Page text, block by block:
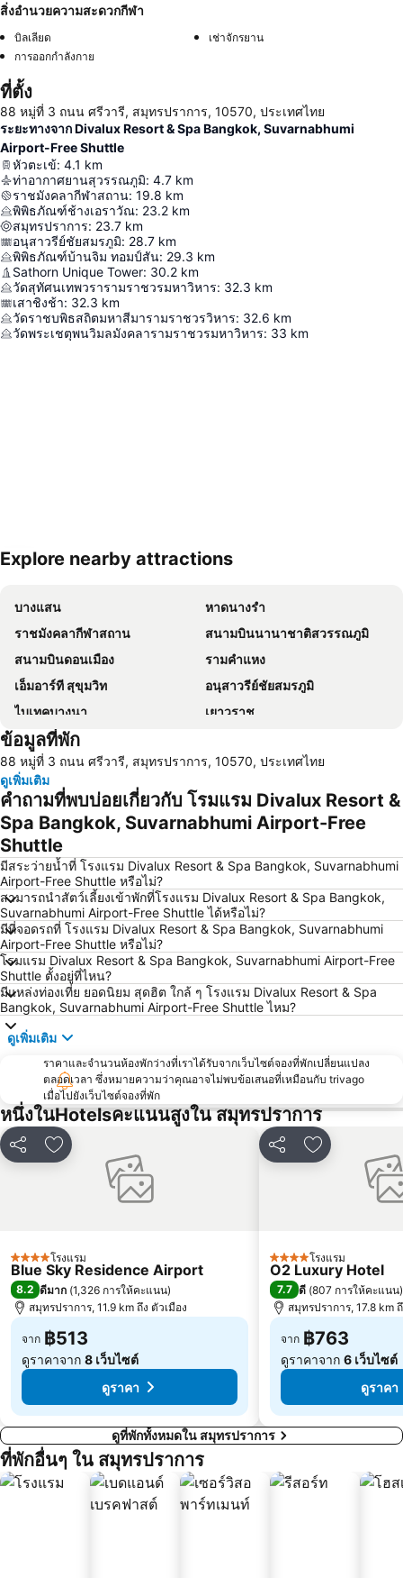
สิ่งอำนวยความสะดวกกีฬา
บิลเลียด
เช่าจักรยาน
การออกกำลังกาย
ที่ตั้ง
88 หมู่ที่ 3 ถนน ศรีวารี, สมุทรปราการ, 10570, ประเทศไทย
ระยะทางจาก Divalux Resort & Spa Bangkok, Suvarnabhumi
Airport-Free Shuttle
หัวตะเข้: 4.1 km
ท่าอากาศยานสุวรรณภูมิ: 4.7 km
ราชมังคลากีฬาสถาน: 19.8 km
พิพิธภัณฑ์ช้างเอราวัณ: 23.2 km
สมุทรปราการ: 23.7 km
อนุสาวรีย์ชัยสมรภูมิ: 28.7 km
พิพิธภัณฑ์บ้านจิม ทอมป์สัน: 29.3 km
Sathorn Unique Tower: 30.2 km
วัดสุทัศนเทพวรารามราชวรมหาวิหาร: 32.3 km
เสาชิงช้า: 32.3 km
วัดราชบพิธสถิตมหาสีมารามราชวรวิหาร: 32.6 km
วัดพระเชตุพนวิมลมังคลารามราชวรมหาวิหาร: 33 km
Explore nearby attractions
บางแสน
หาดนางรำ
ราชมังคลากีฬาสถาน
สนามบินนานาชาติสวรรณภูมิ
สนามบินดอนเมือง
รามคำแหง
เอ็มอาร์ที สุขุมวิท
อนุสาวรีย์ชัยสมรภูมิ
ไบเทคบางนา
เยาวราช
บีทีเอส นานา
Suphachalasai Stadium
บีทีเอส อโศก
ล่องเรือแม่น้ำเจ้าพระยา และวัดอรุณ
สยามพารากอน
สยามสแควร์
มาบุญครอง
วัดอรุณ
สถานีรถไฟหัวลำโพง
บีทีเอส พร้อมพงษ์
บีทีเอส หมอชิต
บีทีเอส อารีย์
บีทีเอส พญาไท
เดอะมอลล์บางกะปิ
พระราชวังสวนดุสิต
Lumphini-Park
บีทีเอส ศาลาแดง
เทอร์มินอล 21
เอ็มอาร์ที สีลม
บีทีเอส อ่อนนุช
บีทีเอส เพลินจิต
สนามหลวง
MRT พระราม 9
วัดพระแก้ว
บีทีเอส เอกมัย
บีทีเอส ชิดลม
บีทีเอส ทองหล่อ
เอ็มอาร์ที สามย่าน
สยามเซ็นเตอร์
เอ็มอาร์ที กระทรวงสาธารณสุข
บีทีเอส สะพานตากสิน
ข้อมูลที่พัก
88 หมู่ที่ 3 ถนน ศรีวารี, สมุทรปราการ, 10570, ประเทศไทย
ดูเพิ่มเติม
คำถามที่พบบ่อยเกี่ยวกับ โรมแรม Divalux Resort &
Spa Bangkok, Suvarnabhumi Airport-Free
Shuttle
มีสระว่ายน้ำที่ โรงแรม Divalux Resort & Spa Bangkok, Suvarnabhumi
Airport-Free Shuttle หรือไม่?
สามารถนำสัตว์เลี้ยงเข้าพักที่โรงแรม Divalux Resort & Spa Bangkok,
Suvarnabhumi Airport-Free Shuttle ได้หรือไม่?
มีที่จอดรถที่ โรงแรม Divalux Resort & Spa Bangkok, Suvarnabhumi
Airport-Free Shuttle หรือไม่?
โรมแรม Divalux Resort & Spa Bangkok, Suvarnabhumi Airport-Free
Shuttle ตั้งอยู่ที่ไหน?
มีแหล่งท่องเที่ย ยอดนิยม สุดฮิต ใกล้ ๆ โรงแรม Divalux Resort & Spa
Bangkok, Suvarnabhumi Airport-Free Shuttle ไหม?
ดูเพิ่มเติม
ราคาและจำนวนห้องพักว่างที่เราได้รับจากเว็บไซต์จองที่พักเปลี่ยนแปลง
ตลอดเวลา ซึ่งหมายความว่าคุณอาจไม่พบข้อเสนอที่เหมือนกับ trivago
เมื่อไปยังเว็บไซต์จองที่พัก
หนึ่งในHotelsคะแนนสูงใน สมุทรปราการ
แชร์ เพิ่มในรายการโปรด
4 ดาว โรงแรม
Blue Sky Residence Airport
8.2 ดีมาก (1,326 การให้คะแนน)
สมุทรปราการ, 11.9 km ถึง ตัวเมือง
จาก ฿513
ดูราคาจาก 8 เว็บไซต์
ดูราคา
แชร์ เพิ่มในรายกา
4 ดาว โรงแรม
O2 Luxury Hotel
7.7 ดี (807 การให้คะแนน)
สมุทรปราการ, 17.8 km
จาก ฿763
ดูราคาจาก 6 เว็บไซต์
ดูราคา
ดูที่พักทั้งหมดใน สมุทรปราการ
ที่พักอื่นๆ ใน สมุทรปราการ